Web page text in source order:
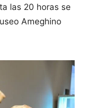
las 20 horas se
Ameghino